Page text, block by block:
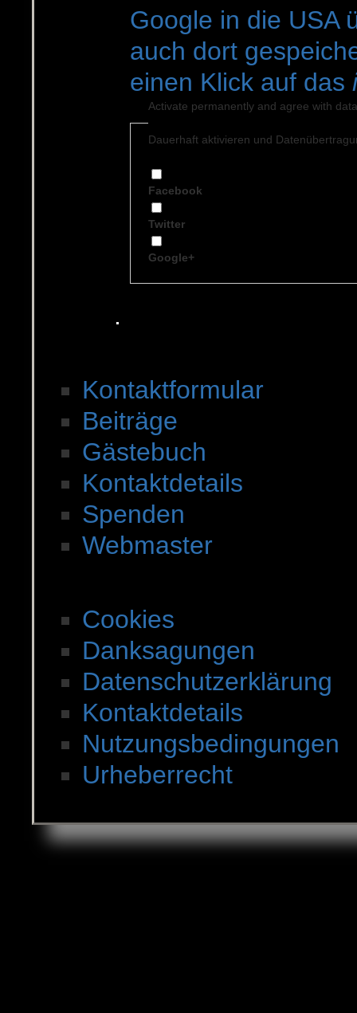
Google in die USA
auch dort
einen Klick auf das i
Activate permanently and agree with
Dauerhaft aktivieren und
Facebook
Twitter
Google+
.
Kontaktformular
Beiträge
Gästebuch
Kontaktdetails
Spenden
Webmaster
Cookies
Danksagungen
Datenschutzerklärung
Kontaktdetails
Nutzungsbedingungen
Urheberrecht